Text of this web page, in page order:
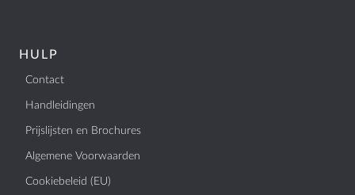
HULP
Contact
Handleidingen
Prijslijsten en Brochures
Algemene Voorwaarden
Cookiebeleid (EU)